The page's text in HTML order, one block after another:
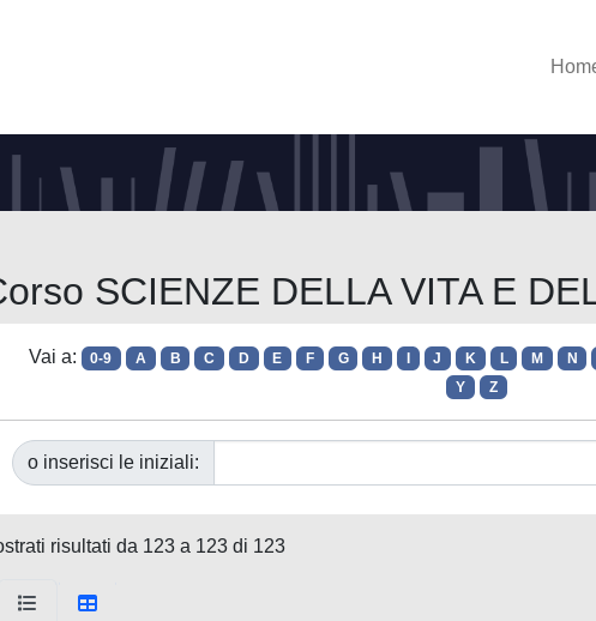
SCIENZE DELLA VITA E
Vai a: 0-9 A B C D E F G H J K L M N
Y
Z
o inserisci le iniziali:
risultati da 123 a 123 di 123